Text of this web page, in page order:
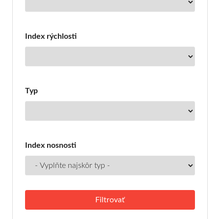
Index rýchlosti
Typ
Index nosnosti